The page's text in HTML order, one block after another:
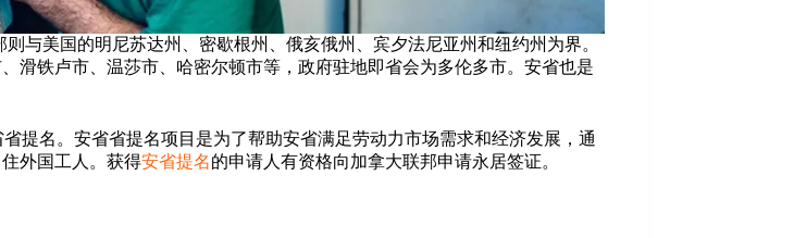
与美国的明尼苏达州、密歇根州、俄亥俄州、宾夕法尼亚州和纽约州为界。
滑铁卢市、温莎市、哈密尔顿市等，政府驻地即省会为多伦多市。安省也是
省提名。安省省提名项目是为了帮助安省满足劳动力市场需求和经济发展，通
外国工人。获得安省提名的申请人有资格向加拿大联邦申请永居签证。